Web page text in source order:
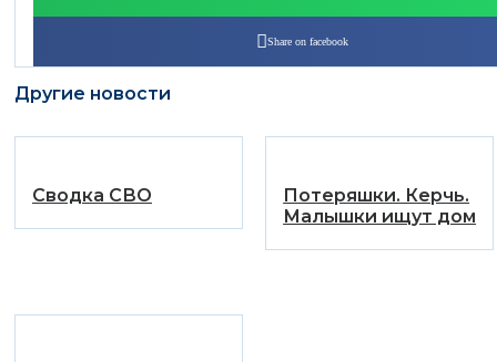
Share on facebook
Другие новости
Сводка СВО
Потеряшки. Керчь.
Малышки ищут дом